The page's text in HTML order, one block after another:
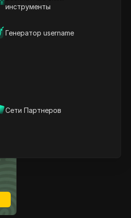
инструменты
Генератор username
Сети Партнеров